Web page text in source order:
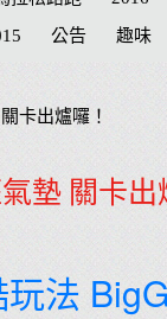
公告
趣味
宜蘭
臺中 彰化
卡出爐囉！
墊 關卡
法